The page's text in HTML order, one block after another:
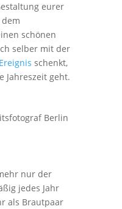
eurer
schönen
selber mit der
schenkt,
Jahreszeit geht.
nur der
jedes Jahr
als Brautpaar